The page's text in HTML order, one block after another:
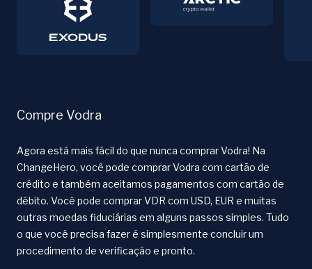
Compre Vodra
Agora está mais fácil do que nunca comprar Vodra! Na
ChangeHero, você pode comprar Vodra com cartão de
crédito e também aceitamos pagamentos com cartão de
débito. Você pode comprar VDR com USD, EUR e muitas
outras moedas fiduciárias em alguns passos simples. Tudo
o que você precisa fazer é simplesmente concluir um
procedimento de verificação e pronto.